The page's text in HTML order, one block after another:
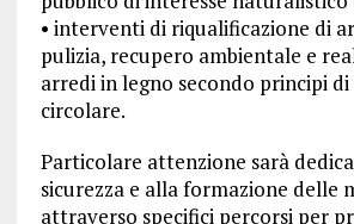
• interventi di riqualificazione di
pulizia, recupero ambientale e
arredi in legno secondo principi
circolare.
Particolare attenzione sarà
sicurezza e alla formazione delle
attraverso specifici percorsi per